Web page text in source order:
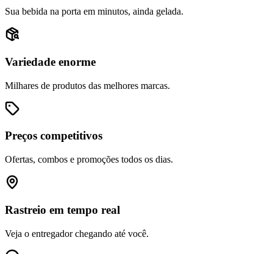
Sua bebida na porta em minutos, ainda gelada.
Variedade enorme
Milhares de produtos das melhores marcas.
Preços competitivos
Ofertas, combos e promoções todos os dias.
Rastreio em tempo real
Veja o entregador chegando até você.